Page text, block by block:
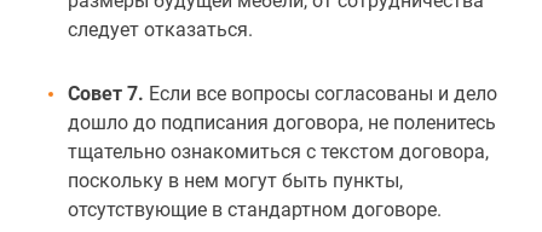
следует отказаться.
Совет 7. Если все вопросы согласованы и дело
дошло до подписания договора, не поленитесь
тщательно ознакомиться с текстом договора,
поскольку в нем могут быть пункты,
отсутствующие в стандартном договоре.